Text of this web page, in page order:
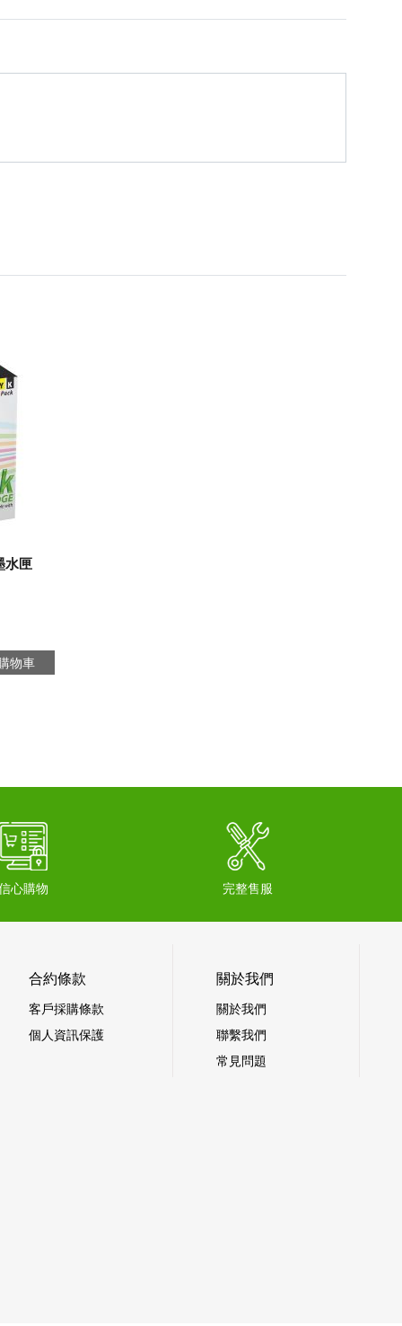
水匣
物車
心購物 完整售服
合約條款
客戶採購條款
個人資訊保護
關於我們
關於我們
聯繫我們
常見問題